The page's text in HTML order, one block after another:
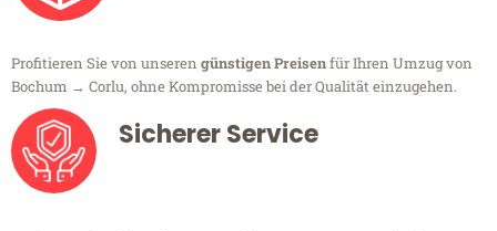
Profitieren Sie von unseren günstigen Preisenfür Ihren Umzug von
Bochum → Corlu, ohne Kompromisse bei der Qualität einzugehen.
Sicherer Service